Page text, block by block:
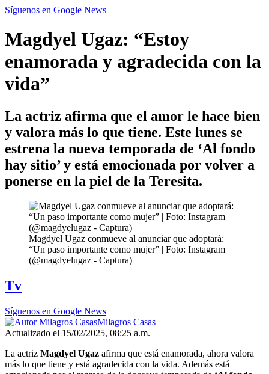
Síguenos en Google News
Magdyel Ugaz: “Estoy
enamorada y agradecida con la
vida”
La actriz afirma que el amor le hace bien
y valora más lo que tiene. Este lunes se
estrena la nueva temporada de ‘Al fondo
hay sitio’ y está emocionada por volver a
ponerse en la piel de la Teresita.
Magdyel Ugaz conmueve al anunciar que adoptará:
“Un paso importante como mujer” | Foto: Instagram
(@magdyelugaz - Captura)
Tv
Síguenos en Google News
Milagros Casas
Actualizado el 15/02/2025, 08:25 a.m.
La actriz Magdyel Ugaz afirma que está enamorada, ahora valora
más lo que tiene y está agradecida con la vida. Además está